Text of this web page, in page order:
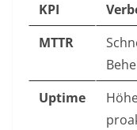
KPI
MTTR
Uptime